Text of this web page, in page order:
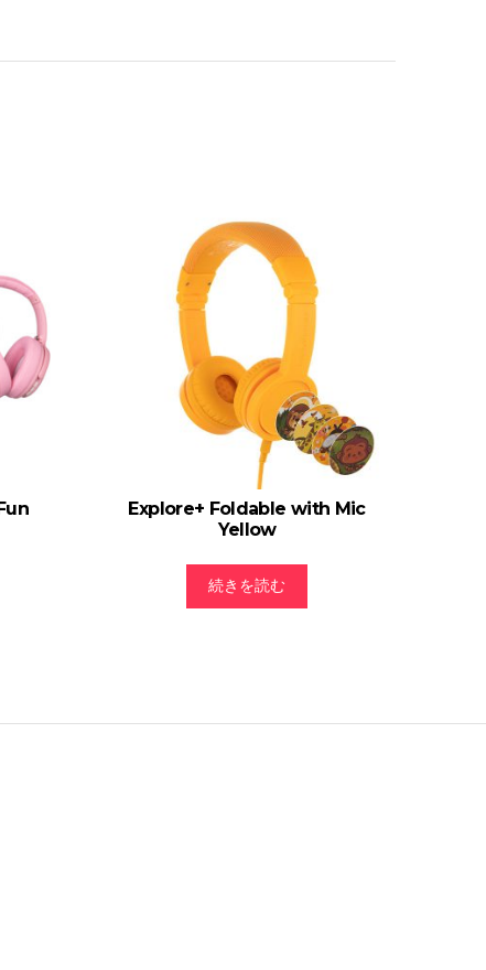
View More
Explore+ Foldable with Mic
Yellow
続きを読む